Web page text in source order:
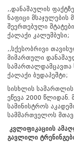
,,დანაშაულის
ნაფიცი მსაჯულების
შეერთებული
ქალაქი კალუმბუსი;
,,სქესობრივი
მიმართული
სამართალდამცავთა
ქალაქი ბუდაპეშტი;
სისხლის
ეწევა 2000 წლიდან.
სამინისტროს
სამმართველოს
კვლიფიკაციის
გავლილი